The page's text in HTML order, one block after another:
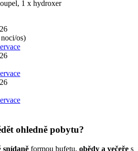
1 x hydroxer
os)
ohledně pobytu?
snídaně formou bufetu, obědy a večeře s